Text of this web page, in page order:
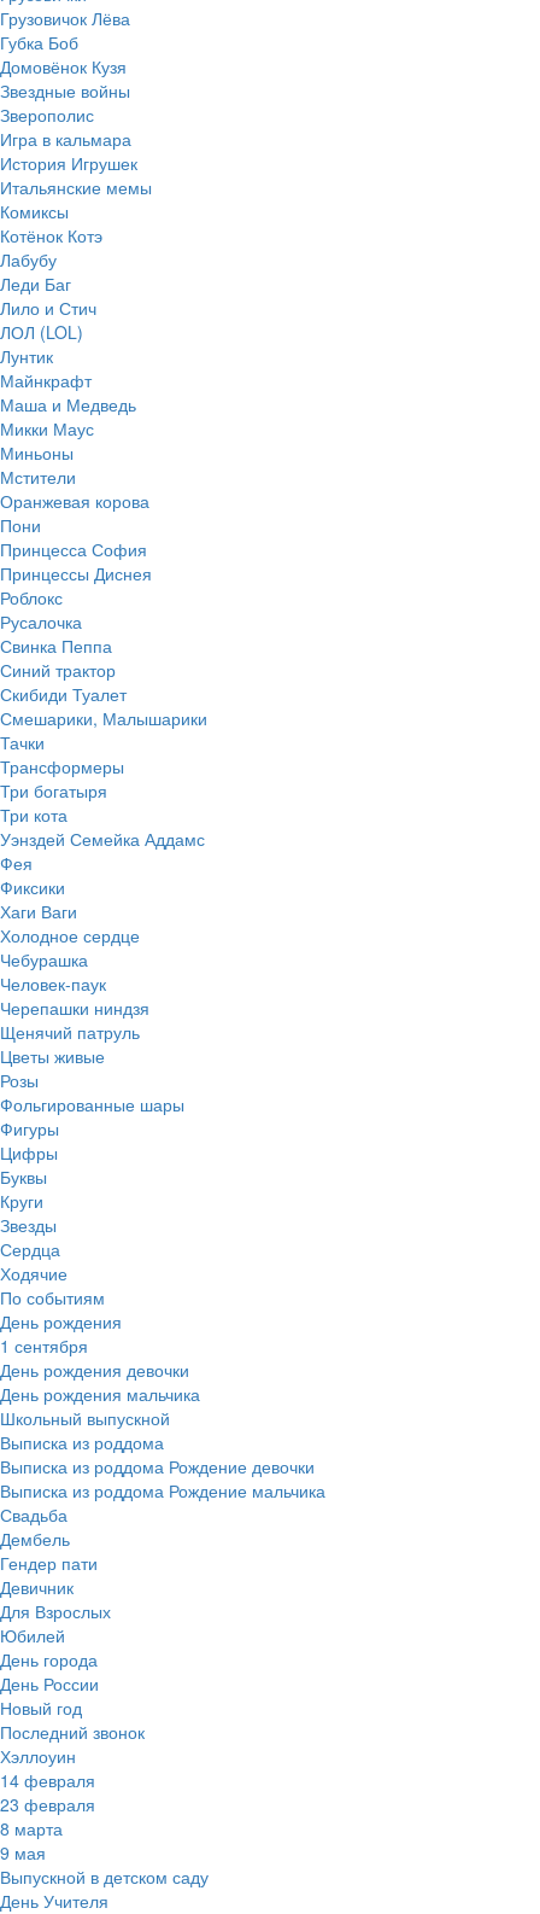
Грузовичок Лёва
Губка Боб
Домовёнок Кузя
Звездные войны
Зверополис
Игра в кальмара
История Игрушек
Итальянские мемы
Комиксы
Котёнок Котэ
Лабубу
Леди Баг
Лило и Стич
ЛОЛ (LOL)
Лунтик
Майнкрафт
Маша и Медведь
Микки Маус
Миньоны
Мстители
Оранжевая корова
Пони
Принцесса София
Принцессы Диснея
Роблокс
Русалочка
Свинка Пеппа
Синий трактор
Скибиди Туалет
Смешарики, Малышарики
Тачки
Трансформеры
Три богатыря
Три кота
Уэнздей Семейка Аддамс
Фея
Фиксики
Хаги Ваги
Холодное сердце
Чебурашка
Человек-паук
Черепашки ниндзя
Щенячий патруль
Цветы живые
Розы
Фольгированные шары
Фигуры
Цифры
Буквы
Круги
Звезды
Сердца
Ходячие
По событиям
День рождения
1 сентября
День рождения девочки
День рождения мальчика
Школьный выпускной
Выписка из роддома
Выписка из роддома Рождение девочки
Выписка из роддома Рождение мальчика
Свадьба
Дембель
Гендер пати
Девичник
Для Взрослых
Юбилей
День города
День России
Новый год
Последний звонок
Хэллоуин
14 февраля
23 февраля
8 марта
9 мая
Выпускной в детском саду
День Учителя